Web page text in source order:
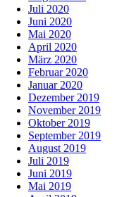
Juli 2020
Juni 2020
Mai 2020
April 2020
März 2020
Februar 2020
Januar 2020
Dezember 2019
November 2019
Oktober 2019
September 2019
August 2019
Juli 2019
Juni 2019
Mai 2019